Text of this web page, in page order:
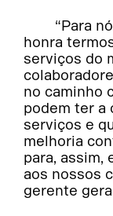
“Para
honra
serviços do
no caminho
podem ter a
serviços e
melhoria
para, assim,
aos nossos
gerente